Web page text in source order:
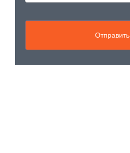
Отправить